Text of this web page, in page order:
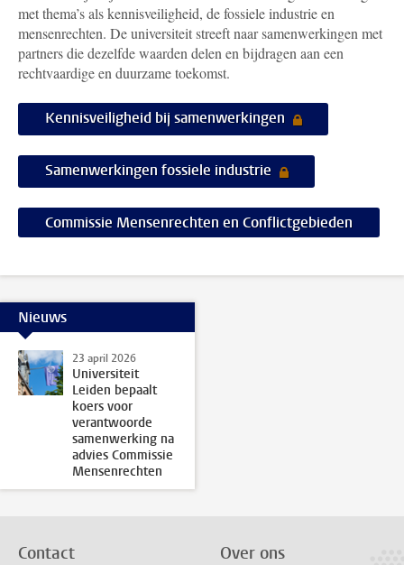
met thema’s als kennisveiligheid, de fossiele industrie en
mensenrechten. De universiteit streeft naar samenwerkingen met
partners die dezelfde waarden delen en bijdragen aan een
rechtvaardige en duurzame toekomst.
Kennisveiligheid bij samenwerkingen
Samenwerkingen fossiele industrie
Commissie Mensenrechten en Conflictgebieden
Nieuws
23 april 2026
Universiteit
Leiden bepaalt
koers voor
verantwoorde
samenwerking na
advies Commissie
Mensenrechten
Contact Over ons